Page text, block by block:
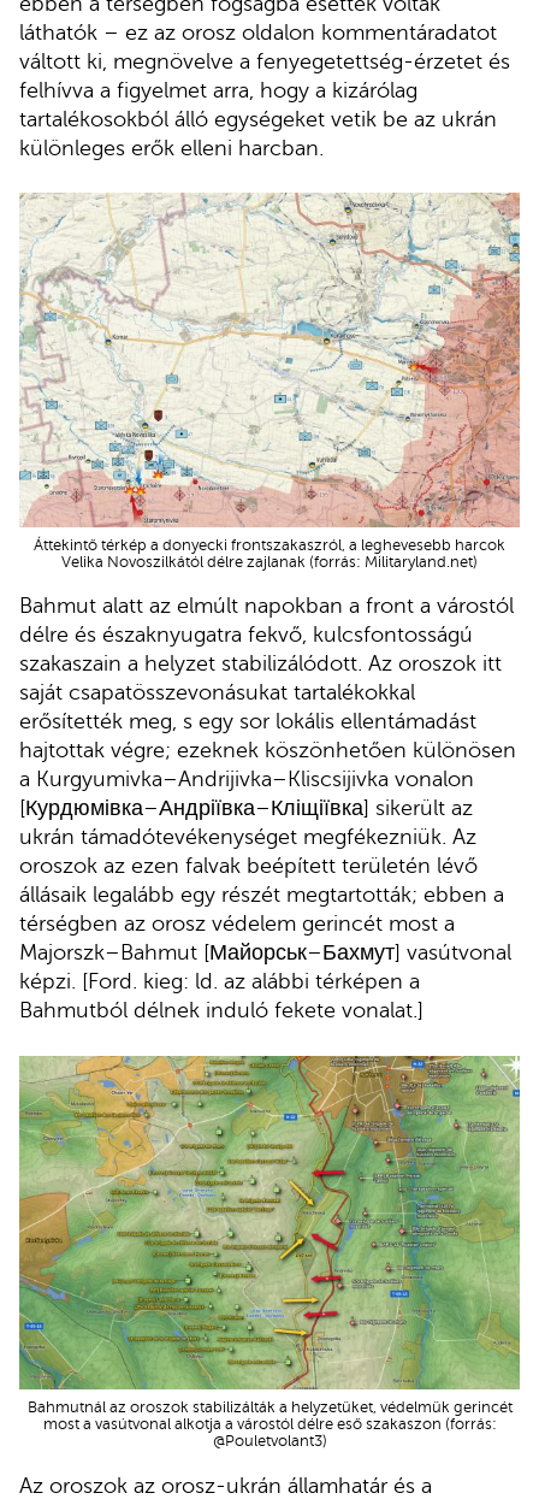
láthatók – ez az orosz oldalon kommentáradatot
váltott ki, megnövelve a fenyegetettség-érzetet és
felhívva a figyelmet arra, hogy a kizárólag
tartalékosokból álló egységeket vetik be az ukrán
különleges erők elleni harcban.
Áttekintő térkép a donyecki frontszakaszról, a leghevesebb harcok
Velika Novoszilkától délre zajlanak (forrás: Militaryland.net)
Bahmut alatt az elmúlt napokban a front a várostól
délre és északnyugatra fekvő, kulcsfontosságú
szakaszain a helyzet stabilizálódott. Az oroszok itt
saját csapatösszevonásukat tartalékokkal
erősítették meg, s egy sor lokális ellentámadást
hajtottak végre; ezeknek köszönhetően különösen
a Kurgyumivka–Andrijivka–Kliscsijivka vonalon
[Курдюмівка–Андріївка–Кліщіївка] sikerült az
ukrán támadótevékenységet megfékezniük. Az
oroszok az ezen falvak beépített területén lévő
állásaik legalább egy részét megtartották; ebben a
térségben az orosz védelem gerincét most a
Majorszk–Bahmut [Майорськ–Бахмут] vasútvonal
képzi. [Ford. kieg: ld. az alábbi térképen a
Bahmutból délnek induló fekete vonalat.]
Bahmutnál az oroszok stabilizálták a helyzetüket, védelmük gerincét
most a vasútvonal alkotja a várostól délre eső szakaszon (forrás:
@Pouletvolant3)
Az oroszok az orosz-ukrán államhatár és a